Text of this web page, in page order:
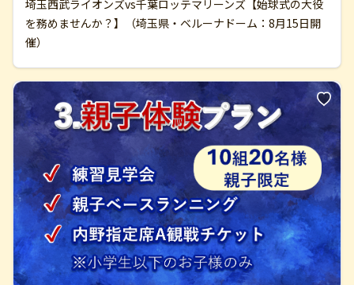
埼玉西武ライオンズvs千葉ロッテマリーンズ【始球式の大役
を務めませんか？】（埼玉県・ベルーナドーム：8月15日開
催）